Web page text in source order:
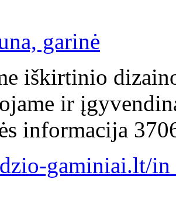
garinė
iškirtinio
ir
informacija
gaminiai.lt/in